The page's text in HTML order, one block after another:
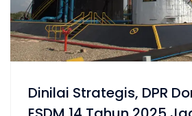
Dinilai Strategis, DPR